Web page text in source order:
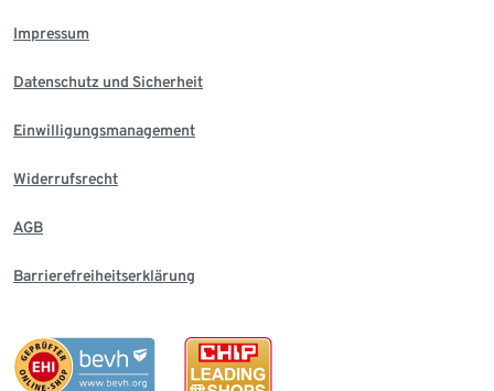
Impressum
Datenschutz und Sicherheit
Einwilligungsmanagement
Widerrufsrecht
AGB
Barrierefreiheitserklärung